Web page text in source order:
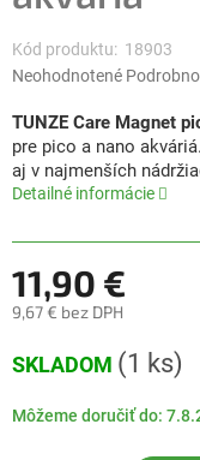
Kód produktu: 18903
Priemerné
produktu
je
0,0
z
Neohodnotené
TUNZE Care Magnet
pre pico a nano
aj v najmenších
Detailné informácie
11,90 €
9,67 € bez DPH
cena:
SKLADOM (1 ks)
Môžeme doručiť do: